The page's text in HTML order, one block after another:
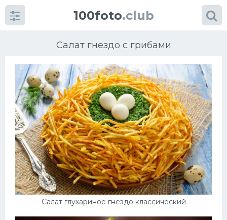
100foto.club
Салат гнездо с грибами
Салат глухариное гнездо классический
Категориикартинок
Супы
Мясные блюда
Печенье